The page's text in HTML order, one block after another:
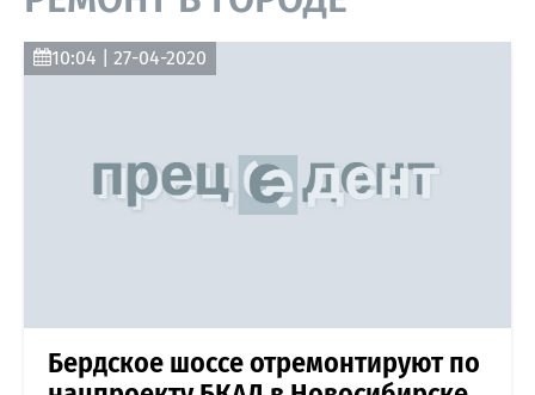
10:04 | 27-04-2020
Бердское шоссе отремонтируют по